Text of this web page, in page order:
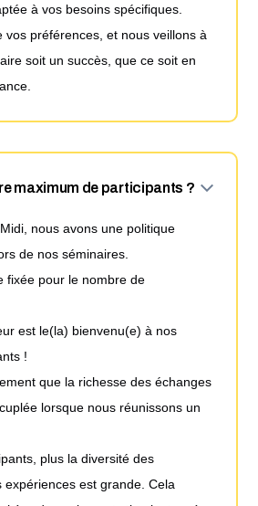
à vos besoins spécifiques.
vos préférences, et nous veillons à
soit un succès, que ce soit en
maximum de participants ?
nous avons une politique
de nos séminaires.
fixée pour le nombre de
est le(la) bienvenu(e) à nos
!
que la richesse des échanges
lorsque nous réunissons un
plus la diversité des
expériences est grande. Cela